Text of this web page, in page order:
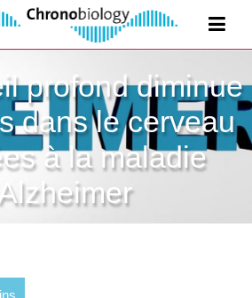
profond diminue
dans le cerveau
à la maladie